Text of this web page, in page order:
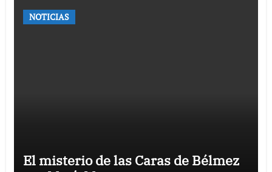
NOTICIAS
El misterio de las Caras de Bélmez